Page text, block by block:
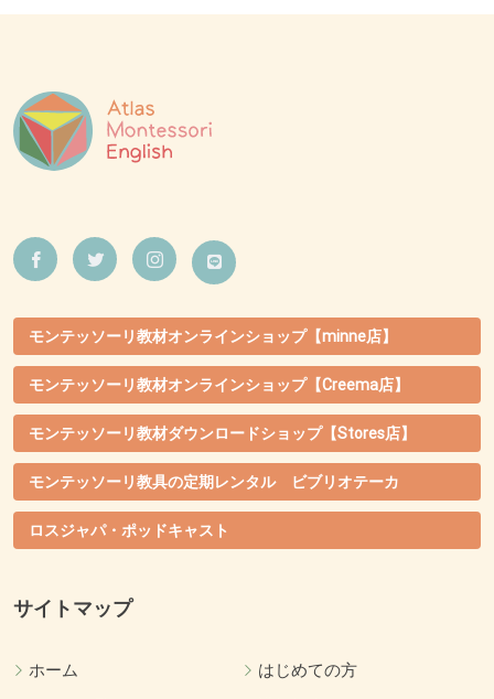
モンテッソーリ教材オンラインショップ【minne店】
モンテッソーリ教材オンラインショップ【Creema店】
モンテッソーリ教材ダウンロードショップ【Stores店】
モンテッソーリ教具の定期レンタル ビブリオテーカ
ロスジャパ・ポッドキャスト
サイトマップ
ホーム
はじめての方